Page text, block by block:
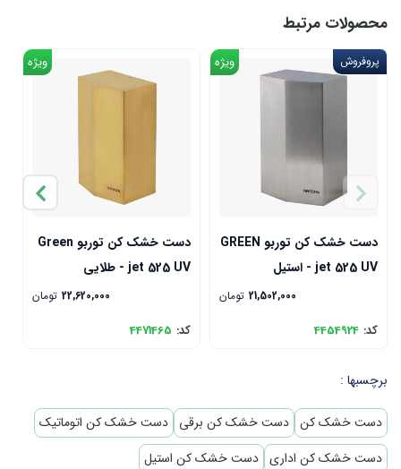
محصولات مرتبط
پروفروش ویژه
دست خشک کن توربو GREEN
jet 525 UV - استیل
21,502,000 تومان
کد: 4454924
ویژه
دست خشک کن توربو Green
jet 525 UV - طلایی
22,620,000 تومان
کد: 4471465
برچسبها :
دست خشک کن دست خشک کن برقی دست خشک کن اتوماتیک
دست خشک کن اداری دست خشک کن استیل